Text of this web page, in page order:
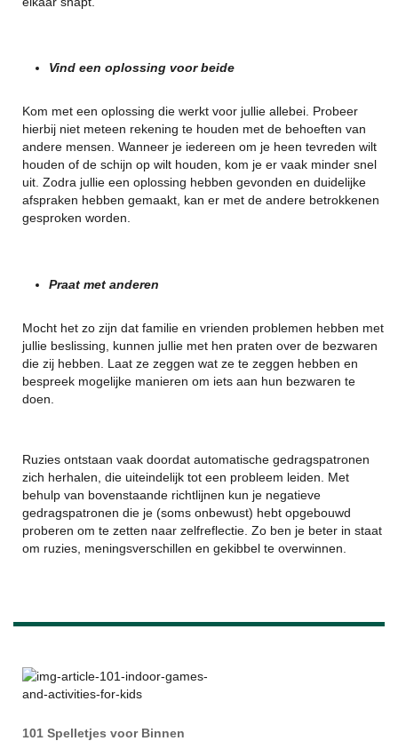
Vind een oplossing voor beide
Kom met een oplossing die werkt voor jullie allebei. Probeer
hierbij niet meteen rekening te houden met de behoeften van
andere mensen. Wanneer je iedereen om je heen tevreden wilt
houden of de schijn op wilt houden, kom je er vaak minder snel
uit. Zodra jullie een oplossing hebben gevonden en duidelijke
afspraken hebben gemaakt, kan er met de andere betrokkenen
gesproken worden.
Praat met anderen
Mocht het zo zijn dat familie en vrienden problemen hebben met
jullie beslissing, kunnen jullie met hen praten over de bezwaren
die zij hebben. Laat ze zeggen wat ze te zeggen hebben en
bespreek mogelijke manieren om iets aan hun bezwaren te
doen.
Ruzies ontstaan vaak doordat automatische gedragspatronen
zich herhalen, die uiteindelijk tot een probleem leiden. Met
behulp van bovenstaande richtlijnen kun je negatieve
gedragspatronen die je (soms onbewust) hebt opgebouwd
proberen om te zetten naar zelfreflectie. Zo ben je beter in staat
om ruzies, meningsverschillen en gekibbel te overwinnen.
101 Spelletjes voor Binnen